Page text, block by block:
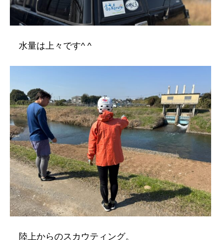
水量は上々です^ ^
陸上からのスカウティング。